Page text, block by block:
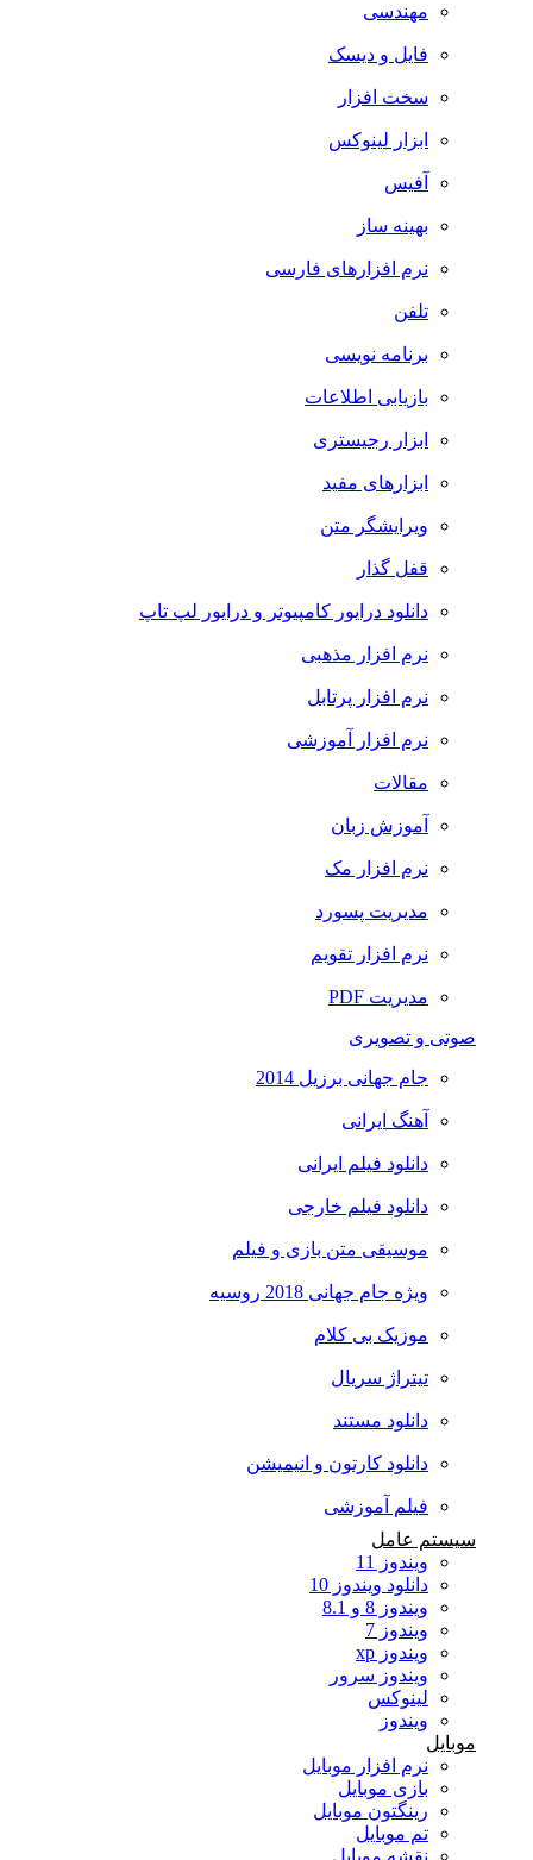
مهندسی
فایل و دیسک
سخت افزار
ابزار لینوکس
آفیس
بهینه ساز
نرم افزارهای فارسی
تلفن
برنامه نویسی
بازیابی اطلاعات
ابزار رجیستری
ابزارهای مفید
ویرایشگر متن
قفل گذار
دانلود درایور کامپیوتر و درایور لپ تاپ
نرم افزار مذهبی
نرم افزار پرتابل
نرم افزار آموزشی
مقالات
آموزش زبان
نرم افزار مک
مدیریت پسورد
نرم افزار تقویم
مدیریت PDF
صوتی و تصویری
جام جهانی برزیل 2014
آهنگ ایرانی
دانلود فیلم ایرانی
دانلود فیلم خارجی
موسیقی متن بازی و فیلم
ویژه جام جهانی 2018 روسیه
موزیک بی کلام
تیتراژ سریال
دانلود مستند
دانلود کارتون و انیمیشن
فیلم آموزشی
سیستم عامل
ویندوز 11
دانلود ویندوز 10
ویندوز 8 و 8.1
ویندوز 7
ویندوز xp
ویندوز سرور
لینوکس
ویندوز
موبایل
نرم افزار موبایل
بازی موبایل
رینگتون موبایل
تم موبایل
نقشه موبایل